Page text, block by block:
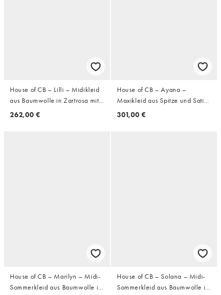
House of CB – Lilli – Midikleid
aus Baumwolle in Zartrosa mit
Tropfenausschnitt und
262,00 €
House of CB – Ayana –
Maxikleid aus Spitze und Satin
in Rosa mit Korsettdetail
301,00 €
House of CB – Marilyn – Midi-
Sommerkleid aus Baumwolle in
House of CB – Solana – Midi-
Sommerkleid aus Baumwolle in